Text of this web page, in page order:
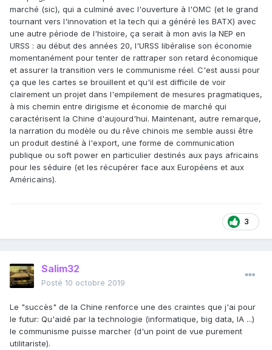
marché (sic), qui a culminé avec l'ouverture à l'OMC (et le grand
tournant vers l'innovation et la tech qui a généré les BATX) avec
une autre période de l'histoire, ça serait à mon avis la NEP en
URSS : au début des années 20, l'URSS libéralise son économie
momentanément pour tenter de rattraper son retard économique
et assurer la transition vers le communisme réel. C'est aussi pour
ça que les cartes se brouillent et qu'il est difficile de voir
clairement un projet dans l'empilement de mesures pragmatiques,
à mis chemin entre dirigisme et économie de marché qui
caractérisent la Chine d'aujourd'hui. Maintenant, autre remarque,
la narration du modèle ou du rêve chinois me semble aussi être
un produit destiné à l'export, une forme de communication
publique ou soft power en particulier destinés aux pays africains
pour les séduire (et les récupérer face aux Européens et aux
Américains).
3
Salim32
Posté 10 octobre 2019
Le "succès" de la Chine renforce une des craintes que j'ai pour
le futur: Qu'aidé par la technologie (informatique, big data, IA ...)
le communisme puisse marcher (d'un point de vue purement
utilitariste).